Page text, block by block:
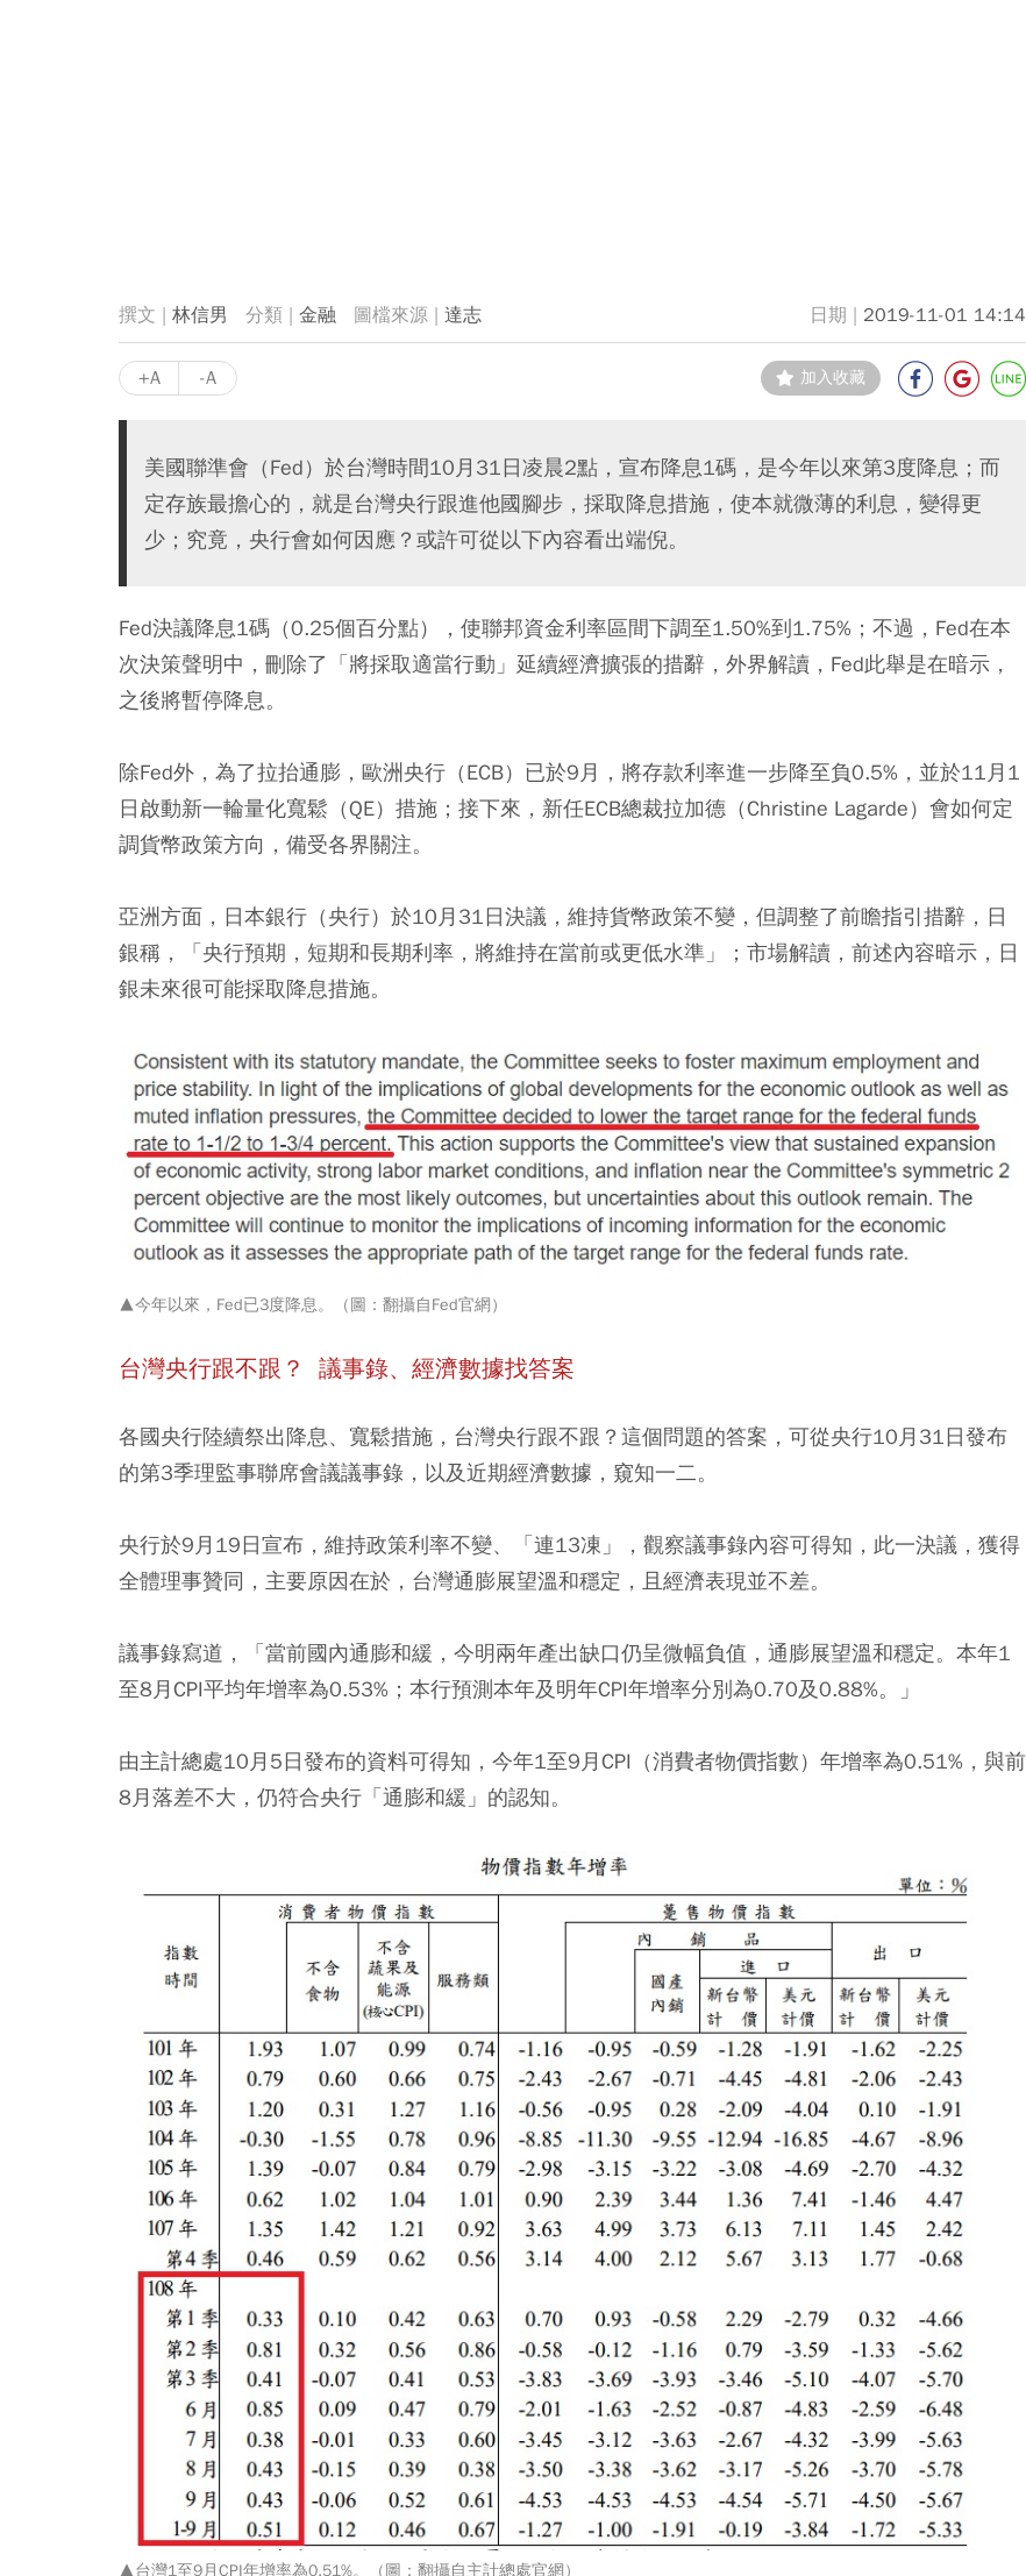
林信男 金融 達志 2019-11-01 14:14
+A -A 加入收藏
美國聯準會（Fed）於台灣時間10月31日凌晨2點，宣布降息1碼，是今年以來第3度降息；而
定存族最擔心的，就是台灣央行跟進他國腳步，採取降息措施，使本就微薄的利息，變得更
少；究竟，央行會如何因應？或許可從以下內容看出端倪。
Fed決議降息1碼（0.25個百分點）， 使聯邦資金利率區間下調至1.50%到1.75% ；不過，Fed在本
次決策聲明中，刪除了「將採取適當行動」延續經濟擴張的措辭，外界解讀，Fed此舉是在暗示，
之後將暫停降息。
除Fed外，為了拉抬通膨，歐洲央行（ECB）已於9月，將存款利率進一步降至負0.5%，並於11月1
日啟動新一輪量化寬鬆（QE）措施；接下來，新任ECB總裁拉加德（Christine Lagarde）會如何定
調貨幣政策方向，備受各界關注。
亞洲方面，日本銀行（央行）於10月31日決議，維持貨幣政策不變，但調整了前瞻指引措辭，日
銀稱，
「央行預期，短期和長期利率，將維持在當前或更低水準」；市場解讀，前述內容暗示，日
銀未來很可能採取降息措施。
▲今年以來，Fed已3度降息。（圖：翻攝自Fed官網）
台灣央行跟不跟？ 議事錄、經濟數據找答案
各國央行陸續祭出降息、寬鬆措施，台灣央行跟不跟？這個問題的答案，可從央行10月31日發布
的第3季理監事聯席會議議事錄，以及近期經濟數據，窺知一二。
央行於9月19日宣布，維持政策利率不變、「連13凍」，觀察議事錄內容可得知，此一決議，獲得
全體理事贊同，主要原因在於，台灣通膨展望溫和穩定，且經濟表現並不差。
議事錄寫道，「當前國內通膨和緩，今明兩年產出缺口仍呈微幅負值，通膨展望溫和穩定。本年1
至8月CPI平均年增率為0.53%；本行預測本年及明年CPI年增率分別為0.70及0.88%。」
由主計總處10月5日發布的資料可得知， 今年1至9月CPI（消費者物價指數）年增率為0.51%，與前
8月落差不大，仍符合央行「通膨和緩」的認知。
▲台灣1至9月CPI年增率為0.51%。（圖：翻攝自主計總處官網）